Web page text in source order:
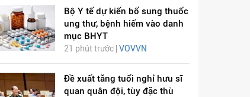
Bộ Y tế dự kiến bổ sung thuốc
ung thư, bệnh hiếm vào danh
mục BHYT
21 phút trước | VOVVN
Đề xuất tăng tuổi nghỉ hưu sĩ
quan quân đội, tùy đặc thù